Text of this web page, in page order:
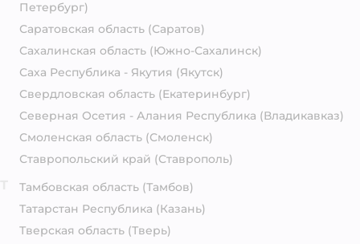
Петербург)
Саратовская область (Саратов)
Сахалинская область (Южно-Сахалинск)
Саха Республика - Якутия (Якутск)
Свердловская область (Екатеринбург)
Северная Осетия - Алания Республика (Владикавказ)
Смоленская область (Смоленск)
Ставропольский край (Ставрополь)
Тамбовская область (Тамбов)
Татарстан Республика (Казань)
Тверская область (Тверь)